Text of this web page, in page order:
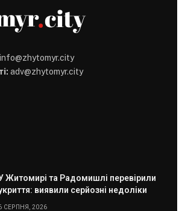
info@zhytomyr.city
adv@zhytomyr.city
Житомирі та Радомишлі перевірили
виявили серйозні недоліки
СЕРПНЯ, 2026